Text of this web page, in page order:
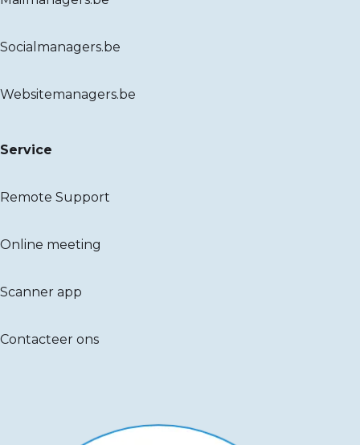
Socialmanagers.be
Websitemanagers.be
Service
Remote Support
Online meeting
Scanner app
Contacteer ons